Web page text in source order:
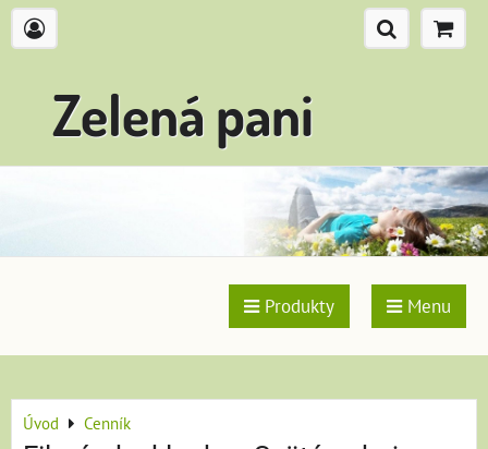
Zelená pani
Produkty Menu
Úvod Cenník